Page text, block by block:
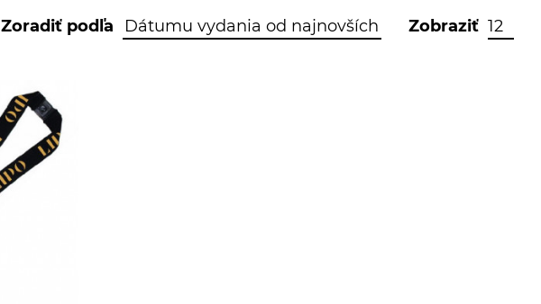
Zobraziť
Zoradiť podľa